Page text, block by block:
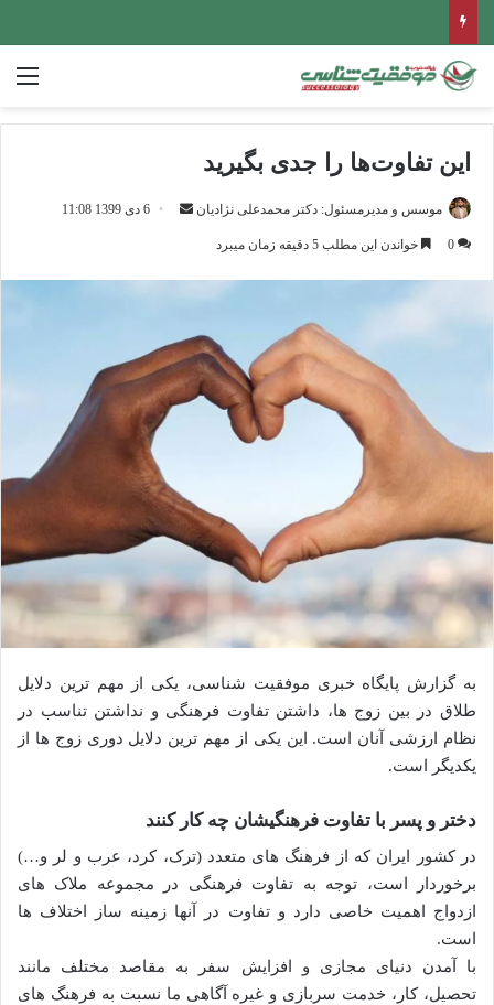
این تفاوت‌ها را جدی بگیرید
موسس و مدیرمسئول: دکتر محمدعلی نژادیان
ا
ی
م
6 دی 1399 11:08
0 خواندن این مطلب 5 دقیقه زمان میبرد
به گزارش پایگاه خبری موفقیت شناسی، یکی از مهم ترین دلایل
طلاق در بین زوج ها، داشتن تفاوت فرهنگی و نداشتن تناسب در
نظام ارزشی آنان است‎. این یکی از مهم ترین دلایل دوری زوج ها از
یکدیگر است.
دختر و پسر با تفاوت فرهنگیشان چه کار کنند
در کشور ایران که از فرهنگ های متعدد (ترک، کرد، عرب و لر و…)
برخوردار است، توجه به تفاوت فرهنگی در مجموعه ملاک های
ازدواج اهمیت خاصی دارد و تفاوت در آنها زمینه ساز اختلاف ها
است.
با آمدن دنیای مجازی و افزایش سفر به مقاصد مختلف مانند
تحصیل، کار، خدمت سربازی و غیره آگاهی ما نسبت به فرهنگ های